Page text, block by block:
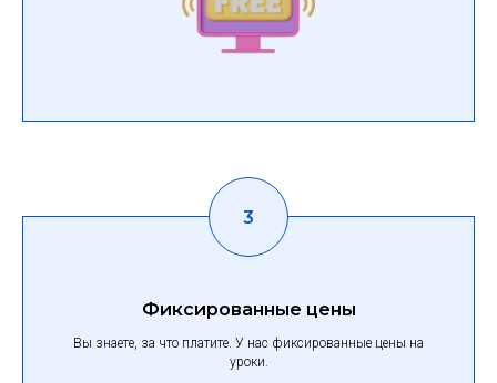
Фиксированные цены
Вы знаете, за что платите. У нас фиксированные цены на
уроки.